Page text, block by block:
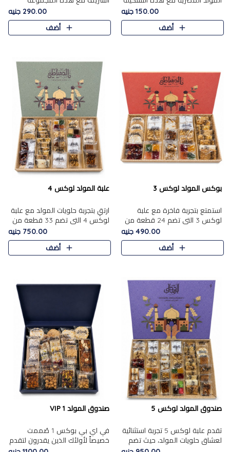
المختارة بعناية من 9 قطع. تتضمن
التشكيلة جوزرية مع فول،ملبان
150.00 جنيه
أضف
الفاخرة المكونة من 19 قطعة،
والتي تم اختيارها بعناية فائقة لتُبرز
تشكيلة واسعة من الحلويات
290.00 جنيه
أضف
بوكس المولد لوكس 3
استمتع بتجربة فاخرة مع علبة
لوكس 3 التي تضم 24 قطعة من
أشهر حلويات المولد الشرقية
المختارة بعناية. تحتوي التشكيلة
على الجزرية بالفول، والملب..
490.00 جنيه
أضف
علبة المولد لوكس 4
ارتقِ بتجربة حلويات المولد مع علبة
لوكس 4 التي تضم 33 قطعة من
تشكيلة فاخرة ومتنوعة من أشهر
الأصناف الشرقية. تحتوي العلبة على
الجزرية بالفول،..
750.00 جنيه
أضف
صندوق المولد لوكس 5
تقدم علبة لوكس 5 تجربة استثنائية
لعشاق حلويات المولد، حيث تضم
42 قطعة من تشكيلة فاخرة تجمع
صندوق المولد VIP 1
في اي بي بوكس 1 صُممت
خصيصاً لأولئك الذين يقدرون لتقدم
تجربة استثنائية بوكس تجمع بين